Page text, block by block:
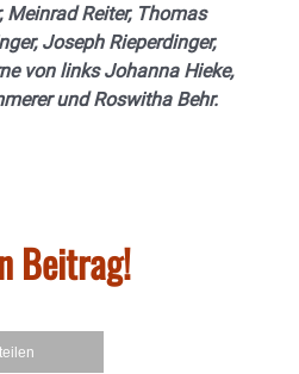
Reiter, Thomas
Joseph Rieperdinger,
von links Johanna Hieke,
und Roswitha Behr.
Beitrag!
teilen